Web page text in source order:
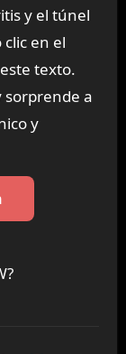
y el túnel
en el
texto.
sorprende a
y